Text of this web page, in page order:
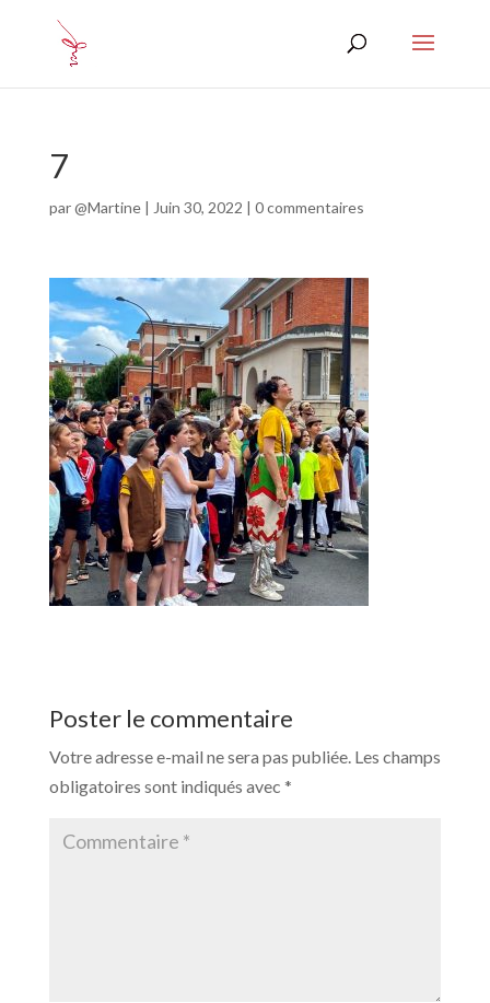
7
par@Martine| Juin 30, 2022 | 0 commentaires
Poster le commentaire
Votre adresse e-mail ne sera pas publiée. Les champs
obligatoires sont indiqués avec *